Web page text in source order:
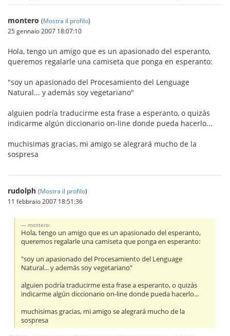
montero (Mostra il profilo)
25 gennaio 2007 18:07:10
Hola, tengo un amigo que es un apasionado del esperanto,
queremos regalarle una camiseta que ponga en esperanto:
"soy un apasionado del Procesamiento del Lenguage
Natural... y además soy vegetariano"
alguien podría traducirme esta frase a esperanto, o quizás
indicarme algún diccionario on-line donde pueda hacerlo...
muchisimas gracias, mi amigo se alegrará mucho de la
sospresa
rudolph (Mostra il profilo)
11 febbraio 2007 18:51:36
montero:
Hola, tengo un amigo que es un apasionado del esperanto,
queremos regalarle una camiseta que ponga en esperanto:
"soy un apasionado del Procesamiento del Lenguage
Natural... y además soy vegetariano"
alguien podría traducirme esta frase a esperanto, o quizás
indicarme algún diccionario on-line donde pueda hacerlo...
muchisimas gracias, mi amigo se alegrará mucho de la
sospresa